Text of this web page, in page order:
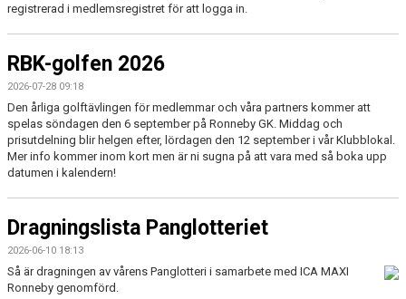
KALENDER
MATCHER
DOKUMENT
MAXI CUP 2025
registrerad i medlemsregistret för att logga in.
RBK-golfen 2026
2026-07-28 09:18
Den årliga golftävlingen för medlemmar och våra partners kommer att
spelas söndagen den 6 september på Ronneby GK. Middag och
prisutdelning blir helgen efter, lördagen den 12 september i vår Klubblokal.
Mer info kommer inom kort men är ni sugna på att vara med så boka upp
datumen i kalendern!
Dragningslista Panglotteriet
2026-06-10 18:13
Så är dragningen av vårens Panglotteri i samarbete med ICA MAXI
Ronneby genomförd.